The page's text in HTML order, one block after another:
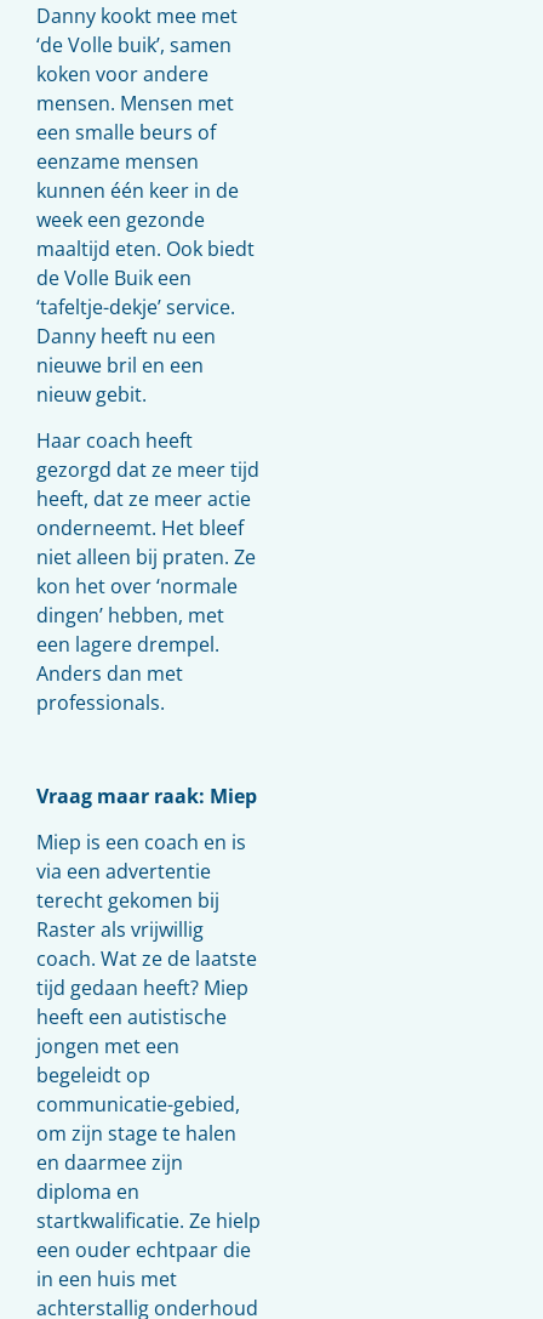
Danny kookt mee met
‘de Volle buik’, samen
koken voor andere
mensen. Mensen met
een smalle beurs of
eenzame mensen
kunnen één keer in de
week een gezonde
maaltijd eten. Ook biedt
de Volle Buik een
‘tafeltje-dekje’ service.
Danny heeft nu een
nieuwe bril en een
nieuw gebit.
Haar coach heeft
gezorgd dat ze meer tijd
heeft, dat ze meer actie
onderneemt. Het bleef
niet alleen bij praten. Ze
kon het over ‘normale
dingen’ hebben, met
een lagere drempel.
Anders dan met
professionals.
Vraag maar raak: Miep
Miep is een coach en is
via een advertentie
terecht gekomen bij
Raster als vrijwillig
coach. Wat ze de laatste
tijd gedaan heeft? Miep
heeft een autistische
jongen met een
begeleidt op
communicatie-gebied,
om zijn stage te halen
en daarmee zijn
diploma en
startkwalificatie. Ze hielp
een ouder echtpaar die
in een huis met
achterstallig onderhoud